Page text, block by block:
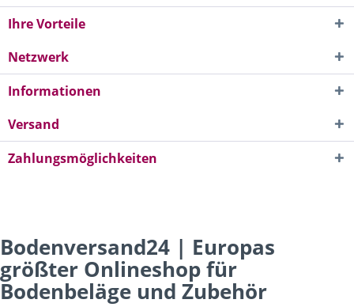
Ihre Vorteile
Netzwerk
Informationen
Versand
Zahlungsmöglichkeiten
Bodenversand24 | Europas
größter Onlineshop für
Bodenbeläge und Zubehör